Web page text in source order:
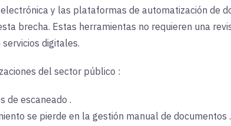
y las plataformas de automatización de
brecha. Estas herramientas no requieren una
digitales.
del sector público :
de escaneado .
se pierde en la gestión manual de documentos .